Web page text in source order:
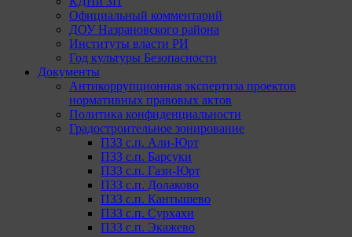
Официальный комментарий
ДОУ Назрановского района
Институты власти РИ
Год культуры Безопасности
Документы
Антикоррупционная экспертиза проектов
нормативных правовых актов
Политика конфиденциальности
Градостроительное зонирование
ПЗЗ с.п. Али-Юрт
ПЗЗ с.п. Барсуки
ПЗЗ с.п. Гази-Юрт
ПЗЗ с.п. Долаково
ПЗЗ с.п. Кантышево
ПЗЗ с.п. Сурхахи
ПЗЗ с.п. Экажево